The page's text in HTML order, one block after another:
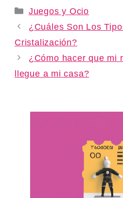
Categories
Juegos y Ocio
¿Cuáles Son Los
Cristalización?
¿Cómo hacer que mi
llegue a mi casa?